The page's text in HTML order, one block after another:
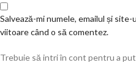
Salvează-mi numele, emailul și
viitoare când o să comentez.
Trebuie să intri în cont pentru a